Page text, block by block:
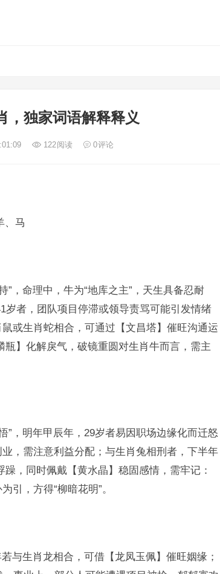
，独家词语解释释义
122阅读 0评论
、马
，命理中，牛为“地库之主”，天生具备忍耐
者，团队项目停滞或领导责骂可能引发情绪
或生肖蛇相合，可通过【文昌塔】催旺沟通运
】化解戾气，破镜重圆对生肖牛而言，需主
”，明年甲辰年，29岁者易因职场边缘化而迁怒
，需注意利益分配；与生肖兔相刑者，下半年
，同时佩戴【黄水晶】稳固感情，需牢记：
引，方得“柳暗花明”。
与生肖龙相合，可借【龙凤玉佩】催旺姻缘；